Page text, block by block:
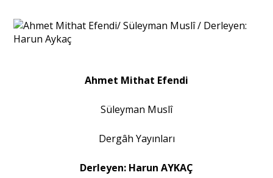
Kültür - Sanat
Yorum - Analiz
Ahmet Mithat Efendi
Süleyman Muslî
Dergâh Yayınları
Derleyen: Harun AYKAÇ